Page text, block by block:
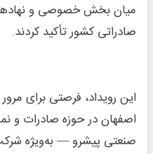
میان بخش خصوصی و
صادراتی کشور تأکید کردند.
این رویداد، فرصتی برای
اصفهان در حوزه صادرات
صنعتی پیشرو — به‌ویژه